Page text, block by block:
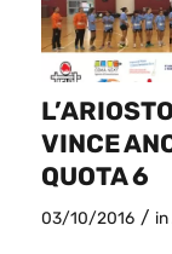
VINCE
QUOTA 6
03/10/2016 / in